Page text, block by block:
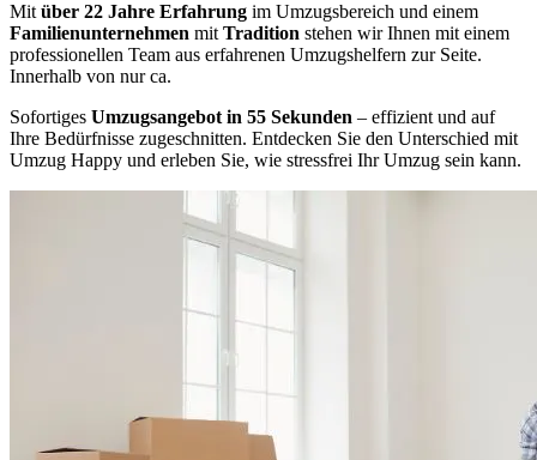
Mit über 22 Jahre Erfahrung im Umzugsbereich und einem
Familienunternehmen mit Tradition stehen wir Ihnen mit einem
professionellen Team aus erfahrenen Umzugshelfern zur Seite.
Innerhalb von nur ca.
Sofortiges Umzugsangebot in 55 Sekunden – effizient und auf
Ihre Bedürfnisse zugeschnitten. Entdecken Sie den Unterschied mit
Umzug Happy und erleben Sie, wie stressfrei Ihr Umzug sein kann.